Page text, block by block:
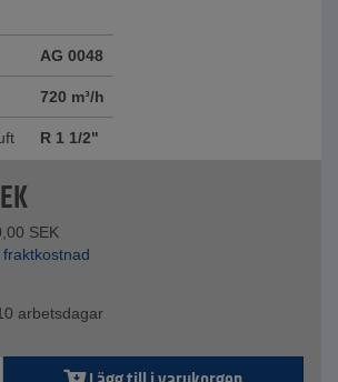
AG 0048
720 m³/h
R 1 1/2"
SEK
fraktkostnad
arbetsdagar